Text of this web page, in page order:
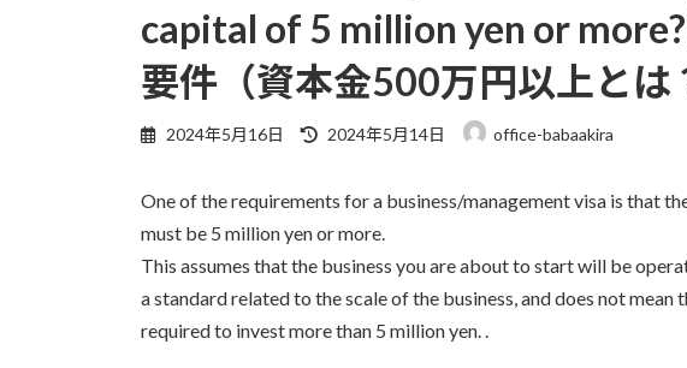
capital of 5 million yen or
要件（資本金500万円以上とは
2024年5月16日
最
新
:
2024年5月14日 office-babaakira
One of the requirements for a business/management visa is that
must be 5 million yen or more.
This assumes that the business you are about to start will be
a standard related to the scale of the business, and does not
required to invest more than 5 million yen. .